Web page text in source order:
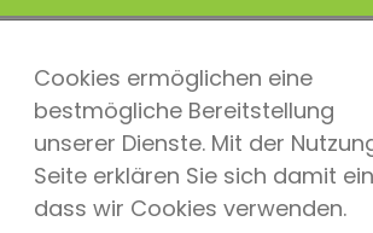
Cookies ermöglichen eine
bestmögliche Bereitstellung
unserer Dienste. Mit der
Seite erklären Sie sich damit
dass wir Cookies verwenden.